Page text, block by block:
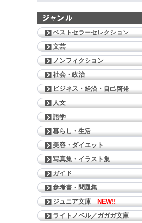
ベストセラーセレクション
文芸
ノンフィクション
社会・政治
ビジネス・経済・自己啓発
人文
語学
暮らし・生活
美容・ダイエット
写真集・イラスト集
ガイド
参考書・問題集
ジュニア文庫
NEW!!
ライトノベル／ガガガ文庫